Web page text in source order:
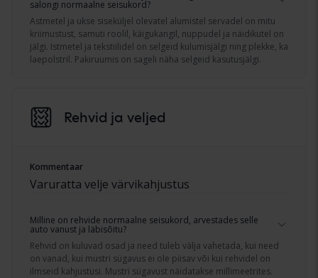
salongi normaalne seisukord?
Astmetel ja ukse siseküljel olevatel alumistel servadel on mitu
kriimustust, samuti roolil, käigukangil, nuppudel ja näidikutel on
jälgi. Istmetel ja tekstiilidel on selgeid kulumisjälgi ning plekke, ka
laepolstril. Pakiruumis on sageli näha selgeid kasutusjälgi.
Rehvid ja veljed
Kommentaar
Varuratta velje värvikahjustus
Milline on rehvide normaalne seisukord, arvestades selle
auto vanust ja läbisõitu?
Rehvid on kuluvad osad ja need tuleb välja vahetada, kui need
on vanad, kui mustri sügavus ei ole piisav või kui rehvidel on
ilmseid kahjustusi. Mustri sügavust näidatakse millimeetrites.